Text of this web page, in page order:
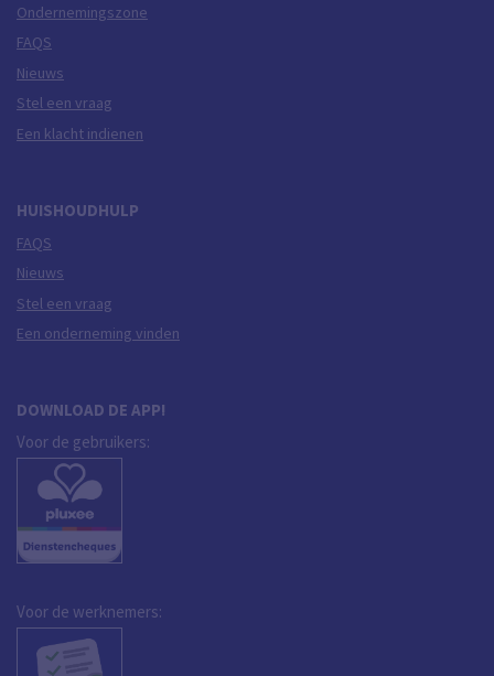
Ondernemingszone
FAQS
Nieuws
Stel een vraag
Een klacht indienen
HUISHOUDHULP
FAQS
Nieuws
Stel een vraag
Een onderneming vinden
DOWNLOAD DE APP!
Voor de gebruikers:
Voor de werknemers: